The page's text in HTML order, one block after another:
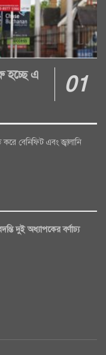
হচ্ছে এ
বেনিফিট এবং জ্বালানি
দুই অধ্যাপকের বর্ণাঢ্য